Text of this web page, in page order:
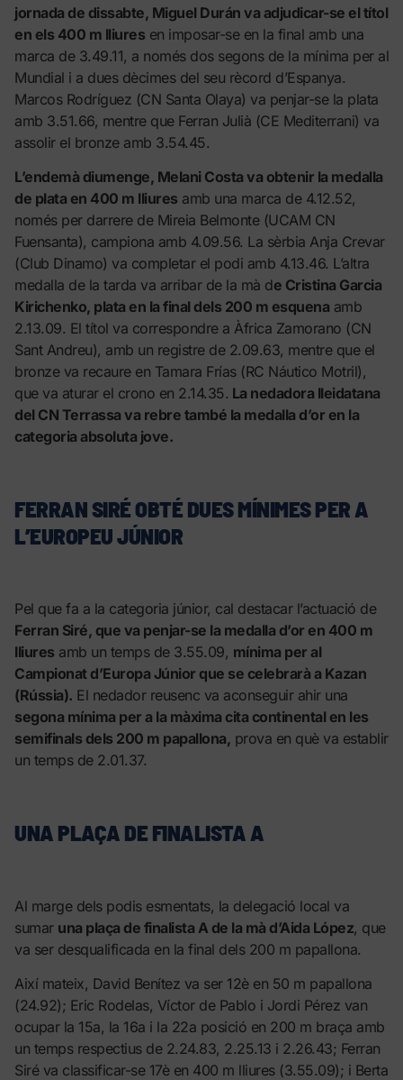
jornada de dissabte, Miguel Durán va adjudicar-se el títol
en els 400 m lliures en imposar-se en la final amb una
marca de 3.49.11, a només dos segons de la mínima per al
Mundial i a dues dècimes del seu rècord d’Espanya.
Marcos Rodríguez (CN Santa Olaya) va penjar-se la plata
amb 3.51.66, mentre que Ferran Julià (CE Mediterrani) va
assolir el bronze amb 3.54.45.
L’endemà diumenge, Melani Costa va obtenir la medalla
de plata en 400 m lliures amb una marca de 4.12.52,
només per darrere de Mireia Belmonte (UCAM CN
Fuensanta), campiona amb 4.09.56. La sèrbia Anja Crevar
(Club Dinamo) va completar el podi amb 4.13.46. L’altra
medalla de la tarda va arribar de la mà de Cristina Garcia
Kirichenko, plata en la final dels 200 m esquena amb
2.13.09. El títol va correspondre a Àfrica Zamorano (CN
Sant Andreu), amb un registre de 2.09.63, mentre que el
bronze va recaure en Tamara Frías (RC Náutico Motril),
que va aturar el crono en 2.14.35. La nedadora lleidatana
del CN Terrassa va rebre també la medalla d’or en la
categoria absoluta jove.
FERRAN SIRÉ OBTÉ DUES MÍNIMES PER A
L’EUROPEU JÚNIOR
Pel que fa a la categoria júnior, cal destacar l’actuació de
Ferran Siré, que va penjar-se la medalla d’or en 400 m
lliures amb un temps de 3.55.09, mínima per al
Campionat d’Europa Júnior que se celebrarà a Kazan
(Rússia). El nedador reusenc va aconseguir ahir una
segona mínima per a la màxima cita continental en les
semifinals dels 200 m papallona, prova en què va establir
un temps de 2.01.37.
UNA PLAÇA DE FINALISTA A
Al marge dels podis esmentats, la delegació local va
sumar una plaça de finalista A de la mà d’Aida López, que
va ser desqualificada en la final dels 200 m papallona.
Així mateix, David Benítez va ser 12è en 50 m papallona
(24.92); Eric Rodelas, Víctor de Pablo i Jordi Pérez van
ocupar la 15a, la 16a i la 22a posició en 200 m braça amb
un temps respectius de 2.24.83, 2.25.13 i 2.26.43; Ferran
Siré va classificar-se 17è en 400 m lliures (3.55.09); i Berta